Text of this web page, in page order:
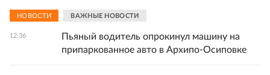
НОВОСТИ ВАЖНЫЕ НОВОСТИ
12:36
Пьяный водитель опрокинул машину на
припаркованное авто в Архипо-Осиповке